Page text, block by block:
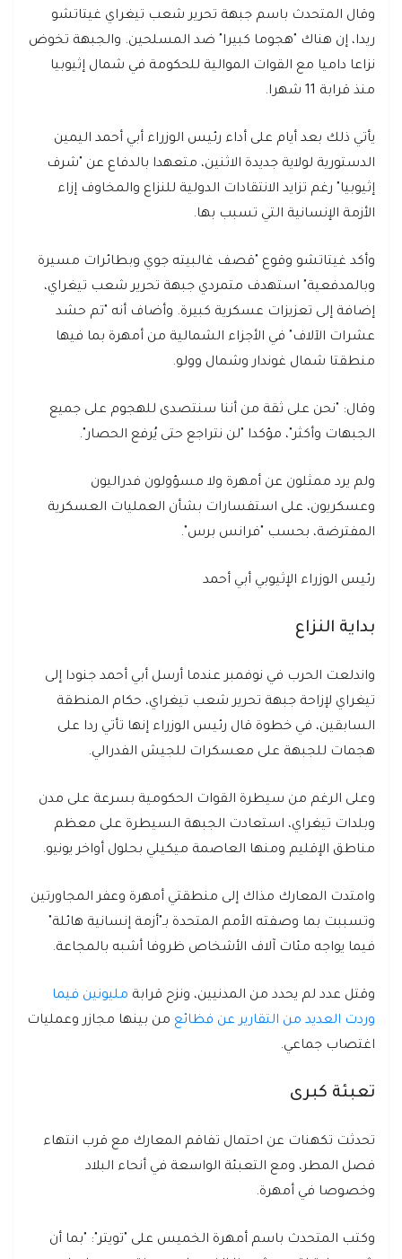
وقال المتحدث باسم جبهة تحرير شعب تيغراي غيتاتشو
ريدا، إن هناك "هجوما كبيرا" ضد المسلحين. والجبهة تخوض
نزاعا داميا مع القوات الموالية للحكومة في شمال إثيوبيا
منذ قرابة 11 شهرا.
يأتي ذلك بعد أيام على أداء رئيس الوزراء أبي أحمد اليمين
الدستورية لولاية جديدة الاثنين، متعهدا بالدفاع عن "شرف
إثيوبيا" رغم تزايد الانتقادات الدولية للنزاع والمخاوف إزاء
الأزمة الإنسانية التي تسبب بها.
وأكد غيتاتشو وقوع "قصف غالبيته جوي وبطائرات مسيرة
وبالمدفعية" استهدف متمردي جبهة تحرير شعب تيغراي،
إضافة إلى تعزيزات عسكرية كبيرة. وأضاف أنه "تم حشد
عشرات الآلاف" في الأجزاء الشمالية من أمهرة بما فيها
منطقتا شمال غوندار وشمال وولو.
وقال: "نحن على ثقة من أننا سنتصدى للهجوم على جميع
الجبهات وأكثر"، مؤكدا "لن نتراجع حتى يُرفع الحصار".
ولم يرد ممثلون عن أمهرة ولا مسؤولون فدراليون
وعسكريون، على استفسارات بشأن العمليات العسكرية
المفترضة، بحسب "فرانس برس".
رئيس الوزراء الإثيوبي أبي أحمد
بداية النزاع
واندلعت الحرب في نوفمبر عندما أرسل أبي أحمد جنودا إلى
تيغراي لإزاحة جبهة تحرير شعب تيغراي، حكام المنطقة
السابقين، في خطوة قال رئيس الوزراء إنها تأتي ردا على
هجمات للجبهة على معسكرات للجيش الفدرالي.
وعلى الرغم من سيطرة القوات الحكومية بسرعة على مدن
وبلدات تيغراي، استعادت الجبهة السيطرة على معظم
مناطق الإقليم ومنها العاصمة ميكيلي بحلول أواخر يونيو.
وامتدت المعارك مذاك إلى منطقتي أمهرة وعفر المجاورتين
وتسببت بما وصفته الأمم المتحدة بـ"أزمة إنسانية هائلة"
فيما يواجه مئات آلاف الأشخاص ظروفا أشبه بالمجاعة.
وقتل عدد لم يحدد من المدنيين، ونزح قرابة مليونين فيما
وردت العديد من التقارير عن فظائع من بينها مجازر وعمليات
اغتصاب جماعي.
تعبئة كبرى
تحدثت تكهنات عن احتمال تفاقم المعارك مع قرب انتهاء
فصل المطر، ومع التعبئة الواسعة في أنحاء البلاد
وخصوصا في أمهرة.
وكتب المتحدث باسم أمهرة الخميس على "تويتر": "بما أن